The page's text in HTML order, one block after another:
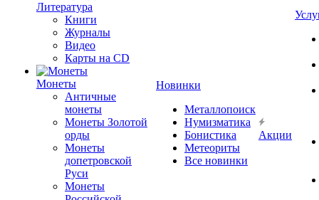
Литература
Книги
Журналы
Видео
Карты на CD
Монеты
Античные
монеты
Монеты Золотой
орды
Монеты
допетровской
Руси
Монеты
Новинки
Металлопоиск
Нумизматика
Бонистика
Метеориты
Все новинки
Акции